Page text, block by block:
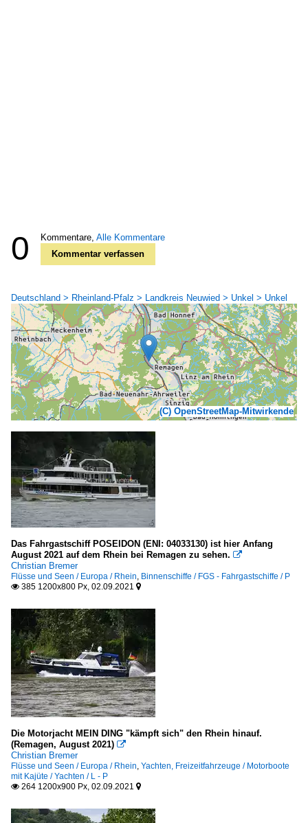
0 Kommentare, Alle Kommentare
Kommentar verfassen
Deutschland > Rheinland-Pfalz > Landkreis Neuwied > Unkel > Unkel
(C) OpenStreetMap-Mitwirkende
Das Fahrgastschiff POSEIDON (ENI: 04033130) ist hier Anfang
August 2021 auf dem Rhein bei Remagen zu sehen. 
Christian Bremer
Flüsse und Seen / Europa / Rhein, Binnenschiffe / FGS - Fahrgastschiffe / P
 385 1200x800 Px, 02.09.2021 
Die Motorjacht MEIN DING "kämpft sich" den Rhein hinauf.
(Remagen, August 2021) 
Christian Bremer
Flüsse und Seen / Europa / Rhein, Yachten, Freizeitfahrzeuge / Motorboote
mit Kajüte / Yachten / L - P
 264 1200x900 Px, 02.09.2021 